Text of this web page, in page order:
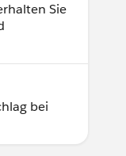
Sie
bei